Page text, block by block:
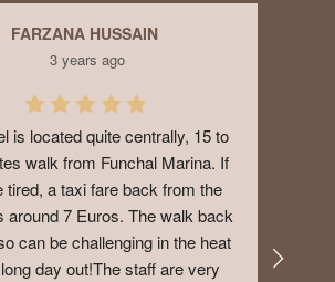
FARZANA HUSSAIN
3 years ago
is located quite centrally, 15 to
walk from Funchal Marina. If
tired, a taxi fare back from the
around 7 Euros. The walk back
can be challenging in the heat
day out!The staff are very